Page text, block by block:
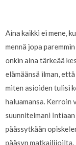
Aina kaikki ei mene,
mennä jopa
onkin aina tärkeää
elämäänsä ilman,
miten asioiden tulisi
haluamansa. Kerroin
suunnitelmani
päässytkään
pääsyn